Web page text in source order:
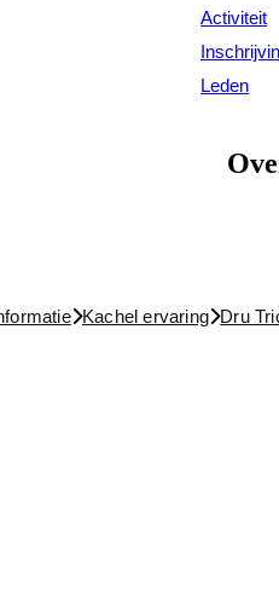
Activiteit
Leden
Kachel ervaring Dru